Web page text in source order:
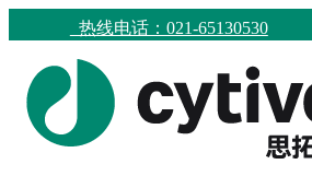
热线电话：021-65130530